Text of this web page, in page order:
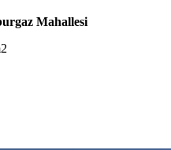
Mahallesi